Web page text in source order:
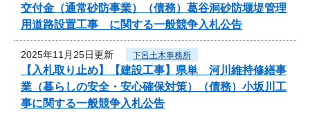
交付金（通常砂防事業）（債務）葛谷洞砂防堰堤管理
用道路設置工事 に関する一般競争入札公告
2025年11月25日更新 下呂土木事務所
【入札取り止め】【建設工事】県単 河川維持修繕事
業（暮らしの安全・安心確保対策）（債務）小坂川工
事に関する一般競争入札公告